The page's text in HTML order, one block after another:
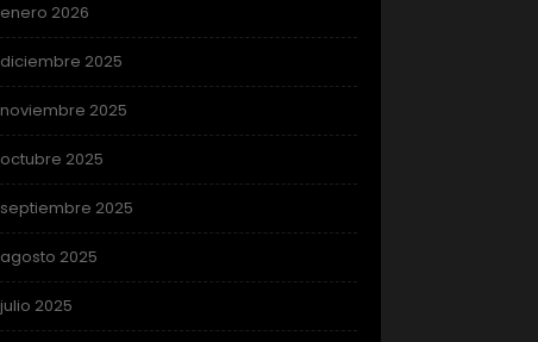
enero 2026
diciembre 2025
noviembre 2025
octubre 2025
septiembre 2025
agosto 2025
julio 2025